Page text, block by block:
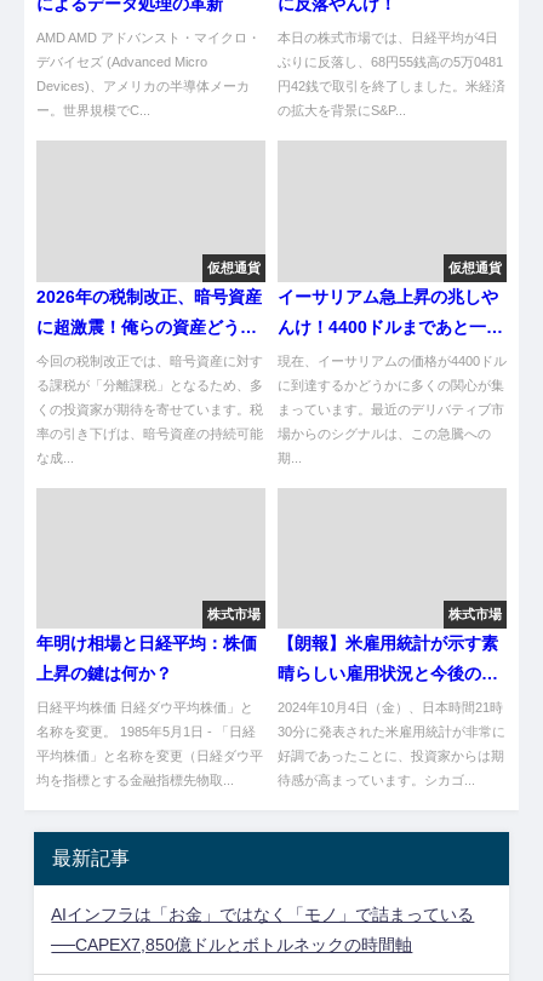
AMD AMD アドバンスト・マイクロ・
デバイセズ (Advanced Micro
Devices)、アメリカの半導体メーカ
ー。世界規模でC...
本日の株式市場では、日経平均が4日
ぶりに反落し、68円55銭高の5万0481
円42銭で取引を終了しました。米経済
の拡大を背景にS&P...
仮想通貨
2026年の税制改正、暗号資産
に超激震！俺らの資産どうな
る？ｗｗｗ
今回の税制改正では、暗号資産に対す
る課税が「分離課税」となるため、多
くの投資家が期待を寄せています。税
率の引き下げは、暗号資産の持続可能
な成...
仮想通貨
イーサリアム急上昇の兆しや
んけ！4400ドルまであと一歩
やろがい！
現在、イーサリアムの価格が4400ドル
に到達するかどうかに多くの関心が集
まっています。最近のデリバティブ市
場からのシグナルは、この急騰への
期...
株式市場
年明け相場と日経平均：株価
上昇の鍵は何か？
日経平均株価 日経ダウ平均株価」と
名称を変更。 1985年5月1日 - 「日経
平均株価」と名称を変更（日経ダウ平
均を指標とする金融指標先物取...
株式市場
【朗報】米雇用統計が示す素
晴らしい雇用状況と今後の利
下げの影響分析
2024年10月4日（金）、日本時間21時
30分に発表された米雇用統計が非常に
好調であったことに、投資家からは期
待感が高まっています。シカゴ...
最新記事
AIインフラは「お金」ではなく「モノ」で詰まっている
──CAPEX7,850億ドルとボトルネックの時間軸